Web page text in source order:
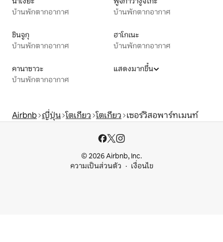
บ้านพักตากอากาศ
บ้านพักตากอากาศ
ชินจูกุ
บ้านพักตากอากาศ
ฮาโกเนะ
บ้านพักตากอากาศ
คานาซาวะ
บ้านพักตากอากาศ
แสดงมากขึ้น
Airbnb ญี่ปุ่น โตเกียว โตเกียว เซอร์วิสอพาร์ทเมนท์
© 2026 Airbnb, Inc.
ความเป็นส่วนตัว
เงื่อนไข